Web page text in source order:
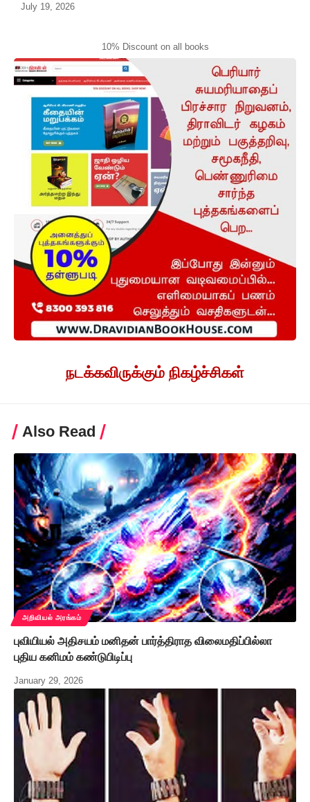
July 19, 2026
10% Discount on all books
நடக்கவிருக்கும் நிகழ்ச்சிகள்
Also Read
அறிவியல் அரங்கம்
புவியியல் அதிசயம் மனிதன் பார்த்திராத விலைமதிப்பில்லா
புதிய கனிமம் கண்டுபிடிப்பு
January 29, 2026